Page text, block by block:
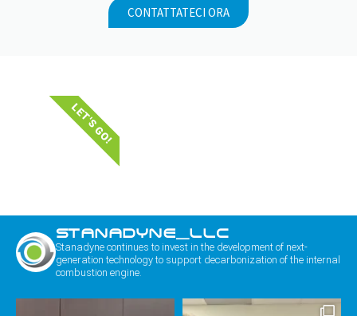
CONTATTATECI ORA
LET'S GO!
STANADYNE_LLC
Stanadyne continues to invest in the development of next-
generation technology to support decarbonization of the internal
combustion engine.